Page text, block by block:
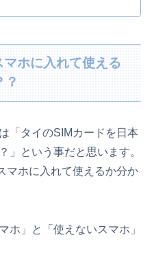
ホに入れて使える
？
「タイのSIMカードを日本
」という事だと思います。
マホに入れて使えるか分か
ホ」と「使えないスマホ」